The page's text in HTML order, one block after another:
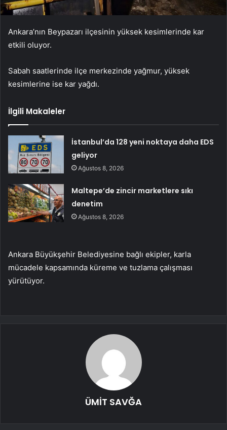
Ankara’nın Beypazarı ilçesinin yüksek kesimlerinde kar
etkili oluyor.
Sabah saatlerinde ilçe merkezinde yağmur, yüksek
kesimlerine ise kar yağdı.
İlgili Makaleler
İstanbul’da 128 yeni noktaya daha EDS
geliyor
Ağustos 8, 2026
Maltepe’de zincir marketlere sıkı
denetim
Ağustos 8, 2026
Ankara Büyükşehir Belediyesine bağlı ekipler, karla
mücadele kapsamında küreme ve tuzlama çalışması
yürütüyor.
ÜMİT SAVĞA